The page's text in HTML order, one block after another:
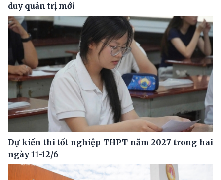
duy quản trị mới
Dự kiến thi tốt nghiệp THPT năm 2027 trong hai
ngày 11-12/6